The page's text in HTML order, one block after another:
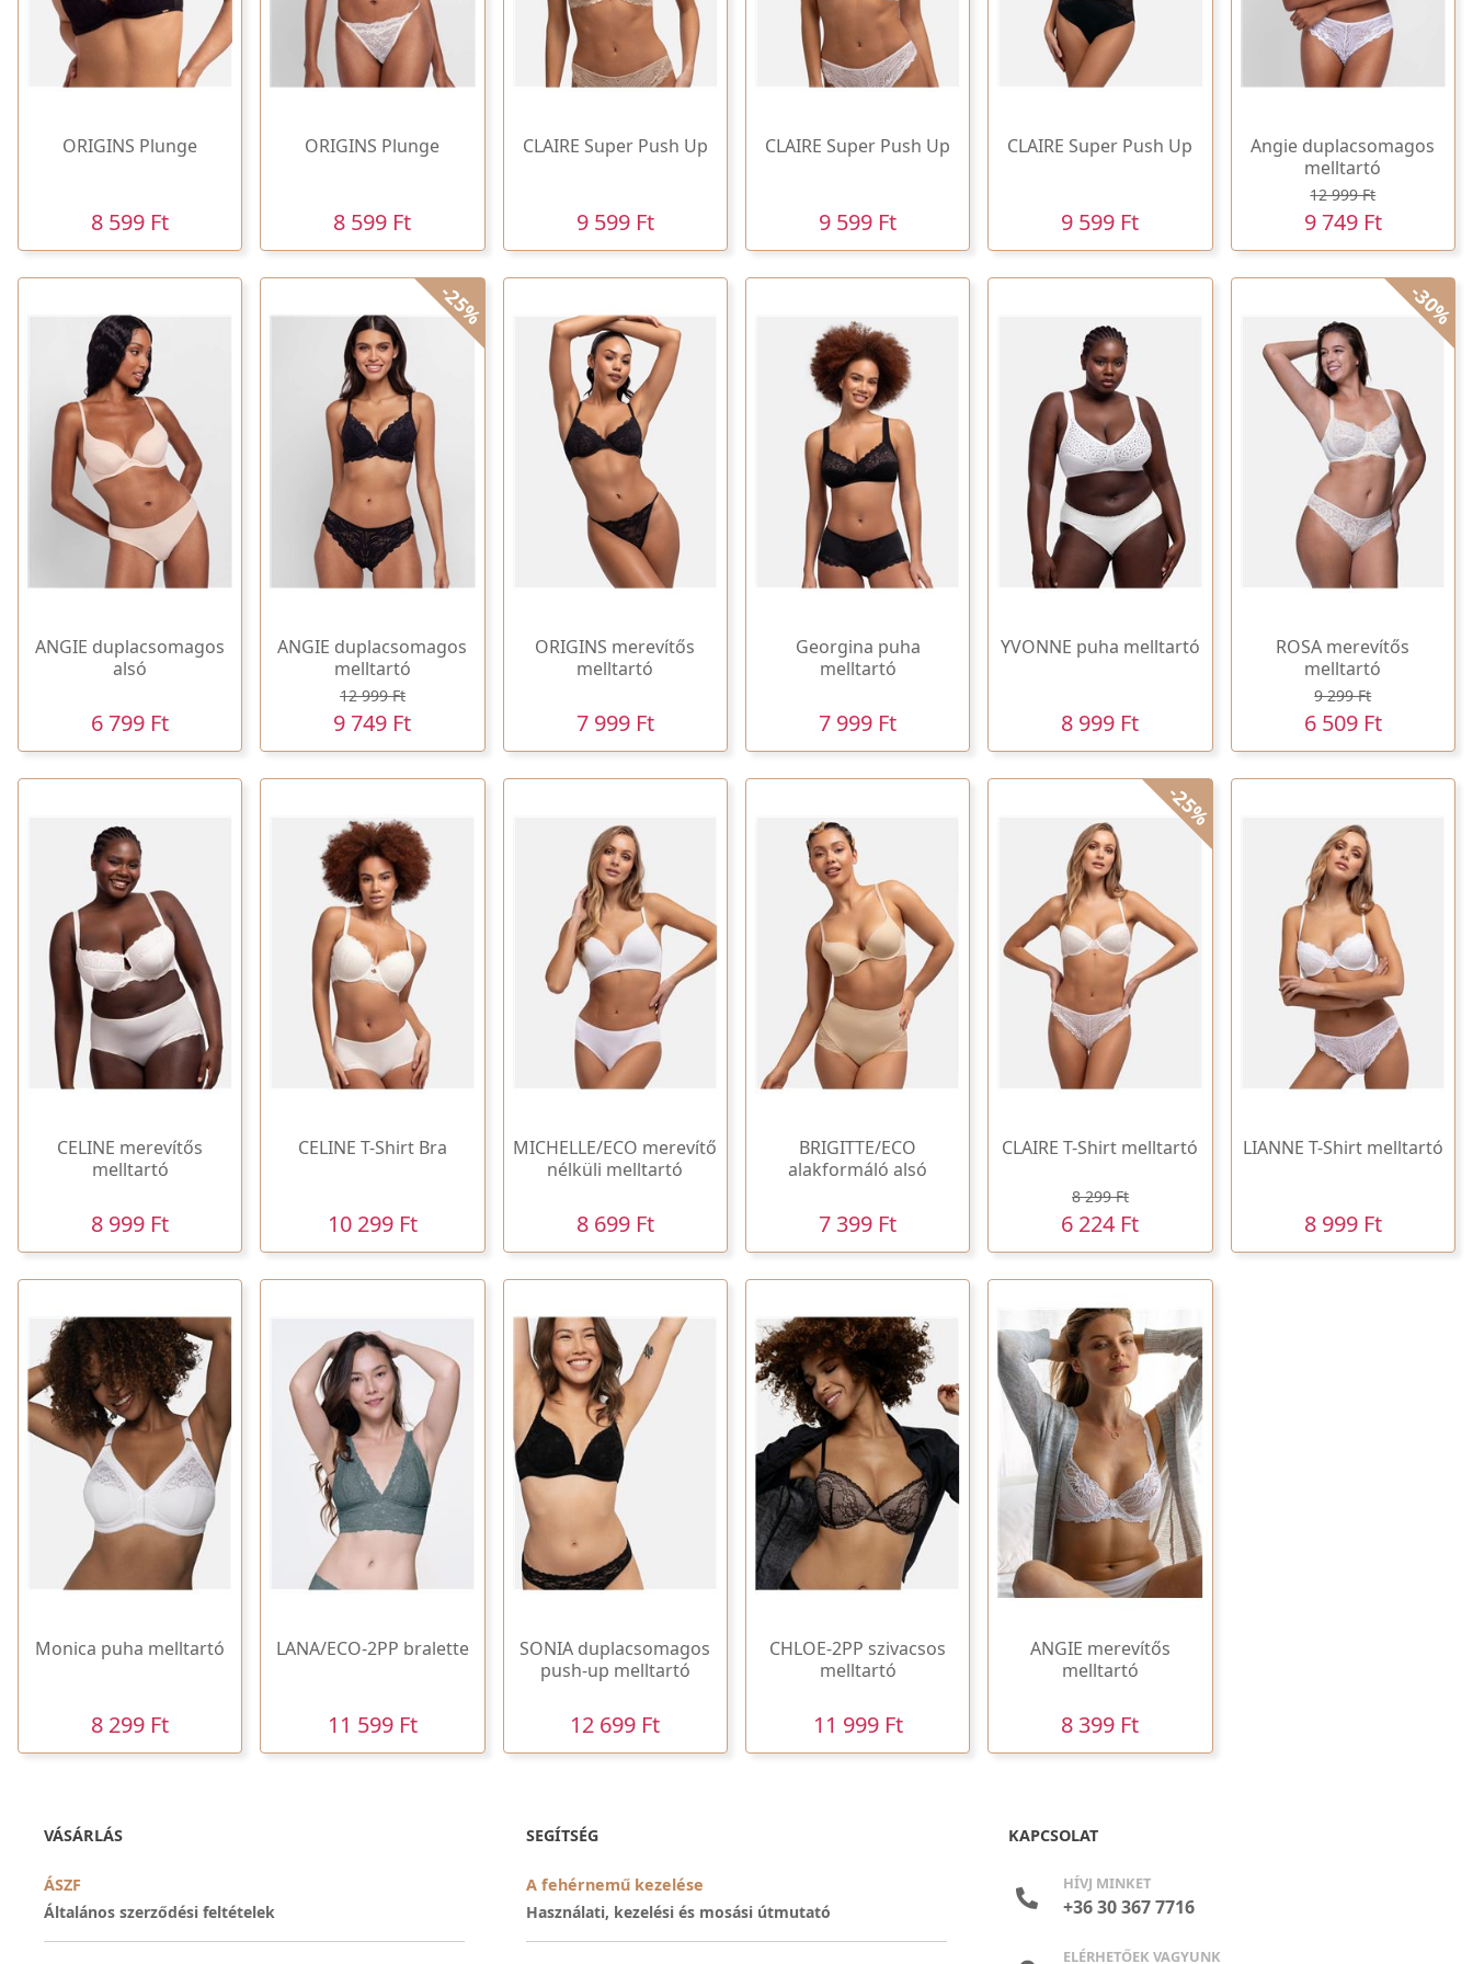
ORIGINS Plunge
8 599 Ft
ORIGINS Plunge
8 599 Ft
CLAIRE Super Push Up
9 599 Ft
CLAIRE Super Push Up
9 599 Ft
CLAIRE Super Push Up
9 599 Ft
Angie duplacsomagos
melltartó
12 999 Ft
9 749 Ft
ANGIE duplacsomagos
alsó
6 799 Ft
-25%
ANGIE duplacsomagos
melltartó
12 999 Ft
9 749 Ft
ORIGINS merevítős
melltartó
7 999 Ft
Georgina puha
melltartó
7 999 Ft
YVONNE puha melltartó
8 999 Ft
-30%
ROSA merevítős
melltartó
9 299 Ft
6 509 Ft
CELINE merevítős
melltartó
8 999 Ft
CELINE T-Shirt Bra
10 299 Ft
MICHELLE/ECO merevítő
nélküli melltartó
8 699 Ft
BRIGITTE/ECO
alakformáló alsó
7 399 Ft
-25%
CLAIRE T-Shirt melltartó
8 299 Ft
6 224 Ft
LIANNE T-Shirt melltartó
8 999 Ft
Monica puha melltartó
8 299 Ft
LANA/ECO-2PP bralette
11 599 Ft
SONIA duplacsomagos
push-up melltartó
12 699 Ft
CHLOE-2PP szivacsos
melltartó
11 999 Ft
ANGIE merevítős
melltartó
8 399 Ft
VÁSÁRLÁS
ÁSZF
Általános szerződési feltételek
SEGÍTSÉG
A fehérnemű kezelése
Használati, kezelési és mosási útmutató
KAPCSOLAT
HÍVJ MINKET
+36 30 367 7716
ELÉRHETŐEK VAGYUNK